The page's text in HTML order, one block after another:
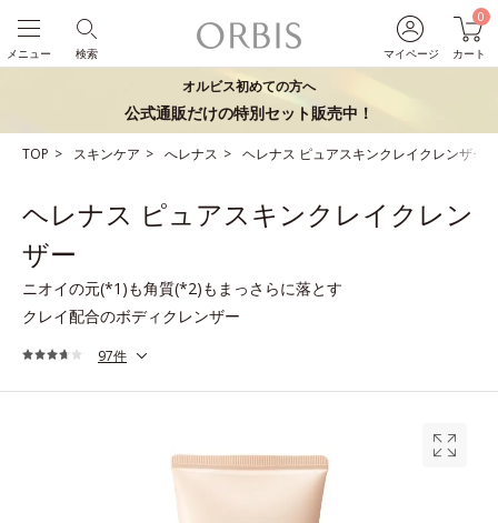
マイページ
0
カート
検索
メニュー
オルビス初めての方へ
公式通販だけの特別セット販売中！
TOP スキンケア へレナス ヘレナス ピュアスキンクレイクレンザー
ヘレナス ピュアスキンクレイクレン
ザー
ニオイの元(*1)も角質(*2)もまっさらに落とす
クレイ配合のボディクレンザー
97件